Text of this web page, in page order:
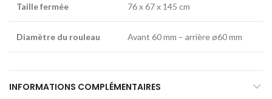
Taille fermée 76 x 67 x 145 cm
Diamètre du rouleau Avant 60 mm – arrière ø60 mm
INFORMATIONS COMPLÉMENTAIRES